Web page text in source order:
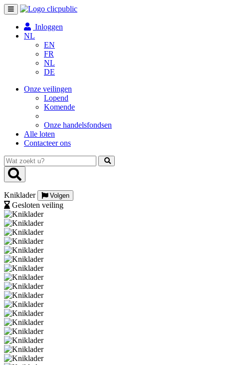
Toggle
navigation
Inloggen
NL
EN
FR
NL
DE
Onze veilingen
Lopend
Komende
Onze handelsfondsen
Alle loten
Contacteer ons
Wat
zoekt
u?
Kniklader Volgen
Gesloten veiling